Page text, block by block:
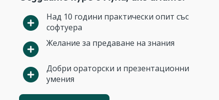
Над 10 години практически опит със
софтуера
Желание за предаване на знания
Добри ораторски и презентационни
умения